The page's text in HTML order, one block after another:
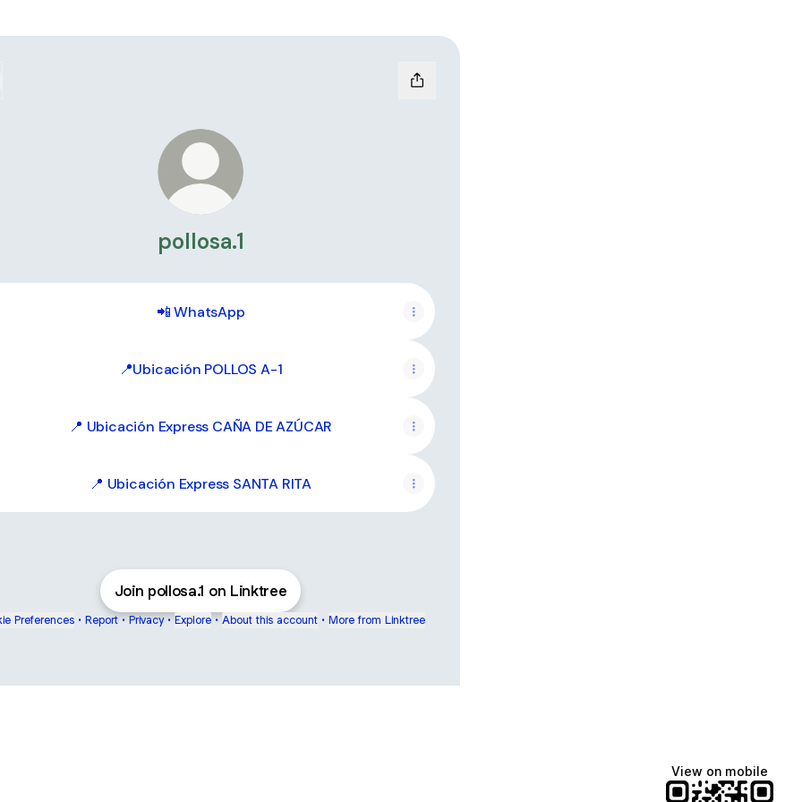
pollosa.1
📲 WhatsApp
📍Ubicación POLLOS A-1
📍 Ubicación Express CAÑA DE AZÚCAR
📍 Ubicación Express SANTA RITA
Join pollosa.1 on Linktree
Preferences • Report • Privacy • Explore • About this account • More from Linktree
View on mobile